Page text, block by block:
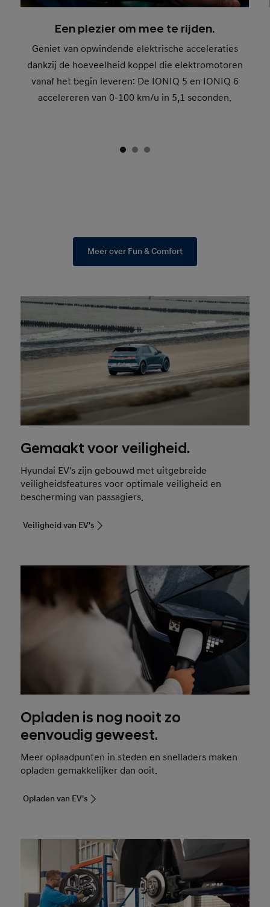
Een plezier om mee te rijden.
Geniet van opwindende elektrische acceleraties
dankzij de hoeveelheid koppel die elektromotoren
vanaf het begin leveren: De IONIQ 5 en IONIQ 6
accelereren van 0-100 km/u in 5,1 seconden.
Meer over Fun & Comfort
Gemaakt voor veiligheid.
Hyundai EV's zijn gebouwd met uitgebreide
veiligheidsfeatures voor optimale veiligheid en
bescherming van passagiers.
Veiligheid van EV's
Opladen is nog nooit zo
eenvoudig geweest.
Meer oplaadpunten in steden en snelladers maken
opladen gemakkelijker dan ooit.
Opladen van EV's